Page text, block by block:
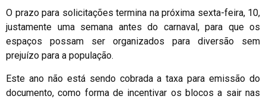
O prazo para solicitações termina na próxima sexta-feira, 10,
justamente uma semana antes do carnaval, para que os
espaços possam ser organizados para diversão sem
prejuízo para a população.
Este ano não está sendo cobrada a taxa para emissão do
documento, como forma de incentivar os blocos a sair nas